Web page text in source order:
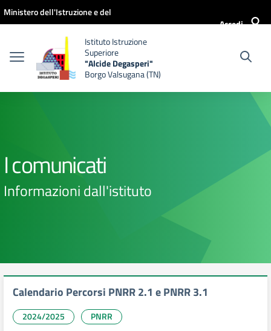
Vai ai contenuti
Vai al menu di navigazione
Vai al footer
Ministero dell'Istruzione e del
Accedi
Istituto Istruzione
Superiore
"Alcide Degasperi"
Borgo Valsugana (TN)
I comunicati
Informazioni dall'istituto
Calendario Percorsi PNRR 2.1 e PNRR 3.1
2024/2025 PNRR